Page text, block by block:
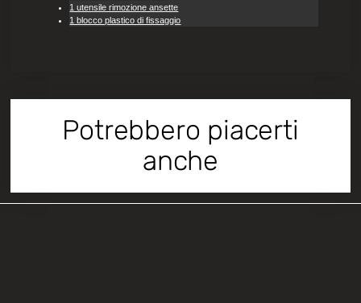
1 utensile rimozione ansette
1 blocco plastico di fissaggio
Potrebbero piacerti
anche